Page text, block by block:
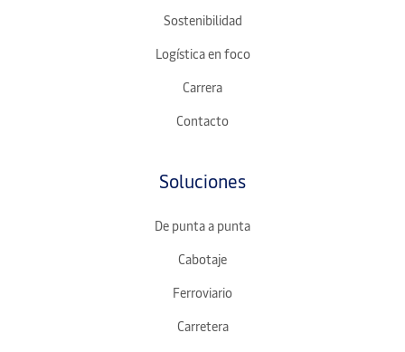
Sostenibilidad
Logística en foco
Carrera
Contacto
Soluciones
De punta a punta
Cabotaje
Ferroviario
Carretera